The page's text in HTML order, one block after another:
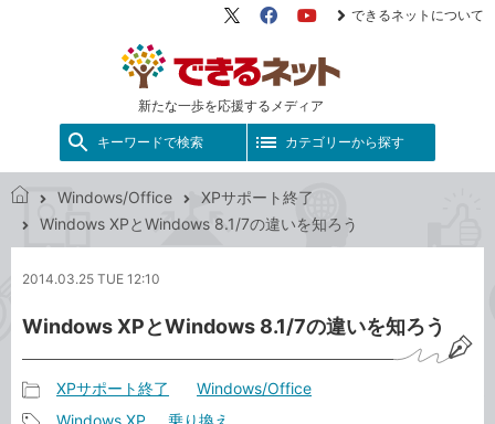
新たな一歩を応援するメディア
X（旧
FacebookYouTube
できるネットについて
キーワードで検索 カテゴリーから探す
で
ネ
ト
Windows/Office
XPサポート終了
Windows XPとWindows 8.1/7の違いを知ろう
2014.03.25 TUE 12:10
Windows XPとWindows 8.1/7の違いを知ろう
XPサポート終了 Windows/Office
Windows XP 乗り換え